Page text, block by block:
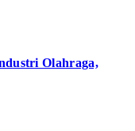
Olahraga,